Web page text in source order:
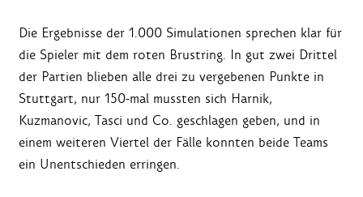
Die Ergebnisse der 1.000 Simulationen sprechen klar für
die Spieler mit dem roten Brustring. In gut zwei Drittel
der Partien blieben alle drei zu vergebenen Punkte in
Stuttgart, nur 150-mal mussten sich Harnik,
Kuzmanovic, Tasci und Co. geschlagen geben, und in
einem weiteren Viertel der Fälle konnten beide Teams
ein Unentschieden erringen.